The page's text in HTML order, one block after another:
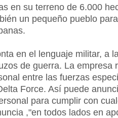
en su terreno de 6.000
un pequeño pueblo
en el lenguaje militar, a
de guerra. La empresa
entre las fuerzas
Force. Así puede
para cumplir con
,"en todos lados en